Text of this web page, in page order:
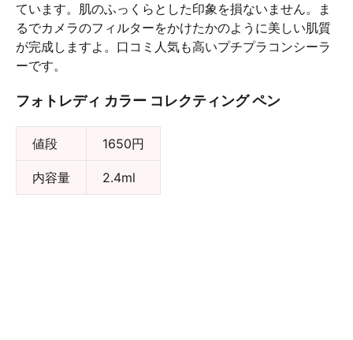
ています。肌のふっくらとした印象を損ないません。ま
るでカメラのフィルターをかけたかのように美しい肌質
が完成しますよ。口コミ人気も高いプチプラコンシーラ
ーです。
フォトレディ カラー コレクティング ペン
値段 1650円
内容量 2.4ml